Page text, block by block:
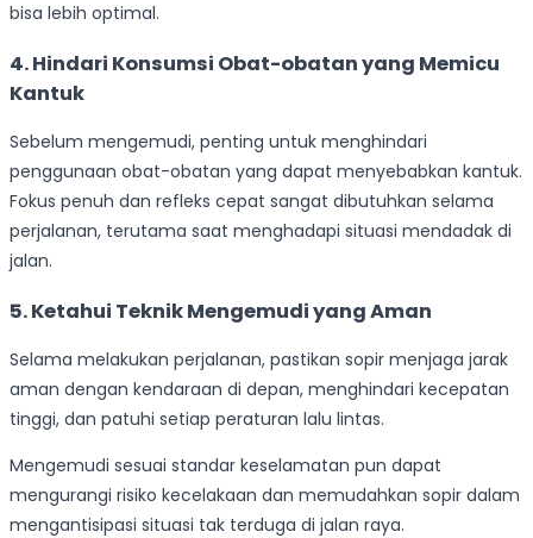
bisa lebih optimal.
4. Hindari Konsumsi Obat-obatan yang Memicu
Kantuk
Sebelum mengemudi, penting untuk menghindari
penggunaan obat-obatan yang dapat menyebabkan kantuk.
Fokus penuh dan refleks cepat sangat dibutuhkan selama
perjalanan, terutama saat menghadapi situasi mendadak di
jalan.
5. Ketahui Teknik Mengemudi yang Aman
Selama melakukan perjalanan, pastikan sopir menjaga jarak
aman dengan kendaraan di depan, menghindari kecepatan
tinggi, dan patuhi setiap peraturan lalu lintas.
Mengemudi sesuai standar keselamatan pun dapat
mengurangi risiko kecelakaan dan memudahkan sopir dalam
mengantisipasi situasi tak terduga di jalan raya.